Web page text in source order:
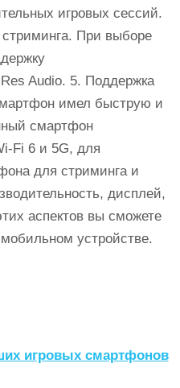
игровых сессий.
стриминга. При выборе
Audio. 5. Поддержка
имел быструю и
смартфон
Fi 6 и 5G, для
для стриминга и
дисплей,
аспектов вы сможете
устройстве.
игровых смартфонов